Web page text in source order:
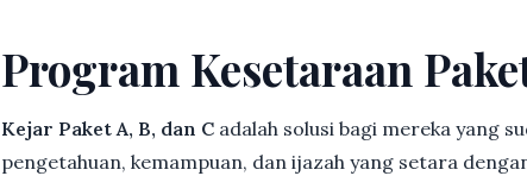
Program Kesetaraan
Kejar Paket A, B, dan C adalah solusi bagi mereka yang
pengetahuan, kemampuan, dan ijazah yang setara